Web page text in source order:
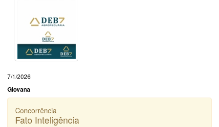
7/1/2026
Giovana
Concorrência
Fato Inteligência